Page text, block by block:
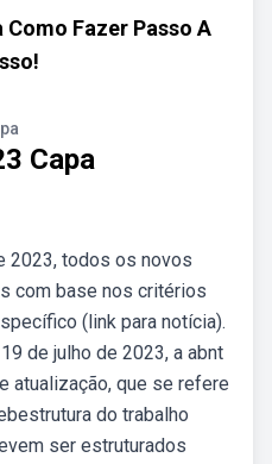
Como Fazer Passo A
Capa
2023, todos os novos
com base nos critérios
(link para notícia).
de julho de 2023, a abnt
atualização, que se refere
do trabalho
ser estruturados